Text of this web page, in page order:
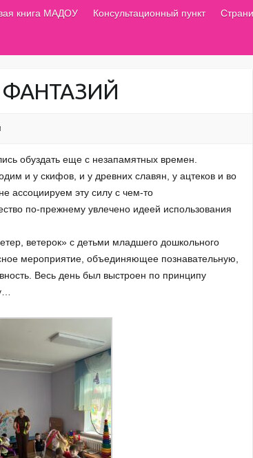
книга МАДОУ Консультационный пункт
обуздать еще с незапамятных времен.
и у скифов, и у древних славян, у ацтеков и во
ассоциируем эту силу с чем-то
по-прежнему увлечено идеей использования
ветерок» с детьми младшего дошкольного
мероприятие, объединяющее познавательную,
Весь день был выстроен по принципу